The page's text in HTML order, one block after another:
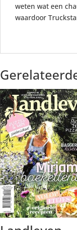
weten wat een
waardoor